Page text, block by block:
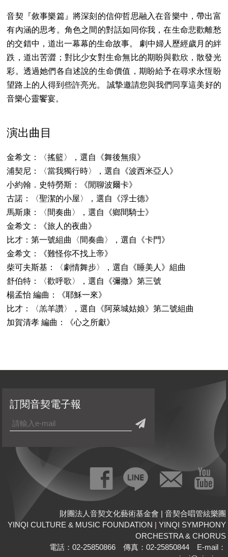
音契『敘事樂篇』將深刻的信仰哲思融入在音樂中，帶出富
有內涵的思考。角色之間的對話如同你我，在生命悲歡離愁
的交錯中，道出一幕幕的生命故事。 劇中婦人歷經歲月的絆
跌，道出苦澀；對比少女對生命無比的期盼與歡欣，散發光
彩。透過她們各自述說的生命價值，期盼給予在尋求永恆盼
望路上的人得到些許亮光。 誠摯邀請您與我們同享這美好的
音樂心靈饗宴。
演出曲目
金希文：〈搖籃〉，選自《舞後無痕》
浦契尼：〈當我獨行時〉，選自《波西米亞人》
小約翰．史特勞斯：《閒聊波爾卡》
古諾：〈聖潔的小屋〉，選自《浮士德》
馬斯康：〈間奏曲〉，選自《鄉間騎士》
金希文：《旅人的夜曲》
比才：第一號組曲〈間奏曲〉，選自《卡門》
金希文：《難怪你不找上帝》
柴可夫斯基：〈劇情舞步〉，選自《睡美人》組曲
舒伯特：〈歡呼歌〉，選自《彌撒》第三號
楊孟怡 編曲：《耶穌一來》
比才：〈羔羊讚〉，選自《阿萊城姑娘》第二號組曲
加賀清孝 編曲：《心之所獻》
財團法人音契文化藝術基金會 | 音契合唱管絃樂團
YINQI CULTURE & MUSIC FOUNDATION | YINQI SYMPHONY
ORCHESTRA & CHORUS
電話：02-25850866 傳真：02-25850844 E-mail：
訂閱音契電子報